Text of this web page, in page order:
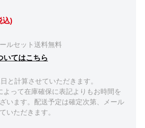
込)
ルセット送料無料
いてはこちら
と計算させていただきます。
よって在庫確保に表記よりもお時間を
います。配送予定は確定次第、メール
いただきます。